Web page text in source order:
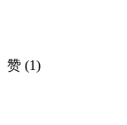
赞 (1)